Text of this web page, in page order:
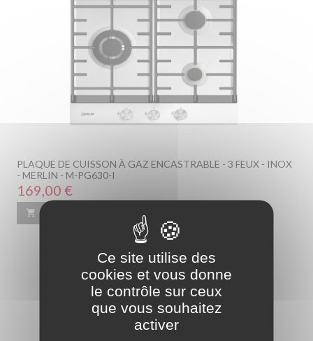
PLAQUE DE CUISSON À GAZ ENCASTRABLE - 3 FEUX - INOX
- MERLIN - M-PG630-I
Prix
169,00 €
 En savoir plus
Ce site utilise des
cookies et vous donne
le contrôle sur ceux
que vous souhaitez
activer